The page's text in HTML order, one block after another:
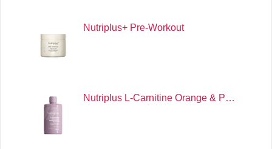
Nutriplus+ Pre-Workout
Nutriplus L-Carnitine Orange & P…